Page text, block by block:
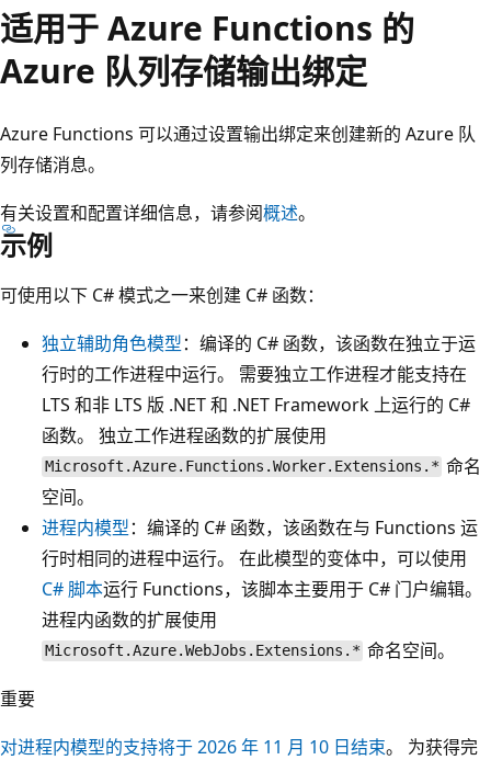
适用于 Azure Functions 的
Azure 队列存储输出绑定
Azure Functions 可以通过设置输出绑定来创建新的 Azure 队
列存储消息。
有关设置和配置详细信息，请参阅概述。
示例
可使用以下 C# 模式之一来创建 C# 函数：
独立辅助角色模型：编译的 C# 函数，该函数在独立于运
行时的工作进程中运行。 需要独立工作进程才能支持在
LTS 和非 LTS 版 .NET 和 .NET Framework 上运行的 C#
函数。 独立工作进程函数的扩展使用
Microsoft.Azure.Functions.Worker.Extensions.* 命名
空间。
进程内模型：编译的 C# 函数，该函数在与 Functions 运
行时相同的进程中运行。 在此模型的变体中，可以使用
C# 脚本运行 Functions，该脚本主要用于 C# 门户编辑。
进程内函数的扩展使用
Microsoft.Azure.WebJobs.Extensions.* 命名空间。
重要
对进程内模型的支持将于 2026 年 11 月 10 日结束。 为获得完